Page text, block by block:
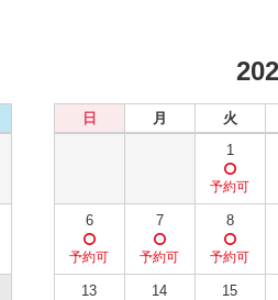
日 月 火
1
6 7 8
13 14 15